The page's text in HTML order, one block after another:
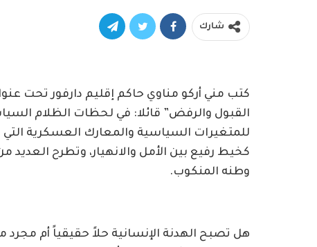
شارك
كتب مني أركو مناوي حاكم إقليم دارفور تحت
القبول والرفض” قائلا: في لحظات الظلام
للمتغيرات السياسية والمعارك العسكرية التي
كخيط رفيع بين الأمل والانهيار، وتطرح
وطنه المنكوب.
هل تصبح الهدنة الإنسانية حلاً حقيقياً أم